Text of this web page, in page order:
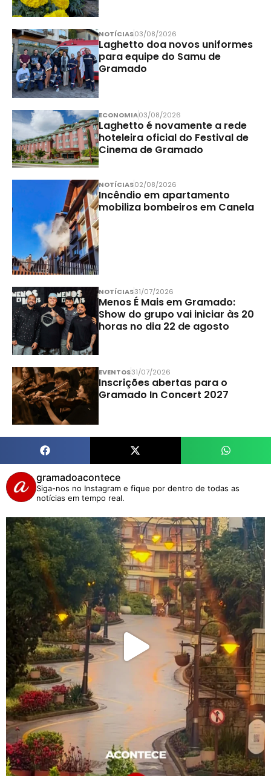
NOTÍCIAS03/08/2026
Laghetto doa novos uniformes
para equipe do Samu de
Gramado
ECONOMIA03/08/2026
Laghetto é novamente a rede
hoteleira oficial do Festival de
Cinema de Gramado
NOTÍCIAS02/08/2026
Incêndio em apartamento
mobiliza bombeiros em Canela
NOTÍCIAS31/07/2026
Menos É Mais em Gramado:
Show do grupo vai iniciar às 20
horas no dia 22 de agosto
EVENTOS31/07/2026
Inscrições abertas para o
Gramado In Concert 2027
gramadoacontece
Siga-nos no Instagram e fique por dentro de todas as
notícias em tempo real.